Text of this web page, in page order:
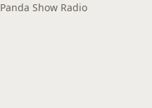
Panda Show Radio